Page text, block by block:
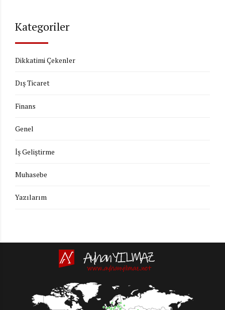
Kategoriler
Dikkatimi Çekenler
Dış Ticaret
Finans
Genel
İş Geliştirme
Muhasebe
Yazılarım